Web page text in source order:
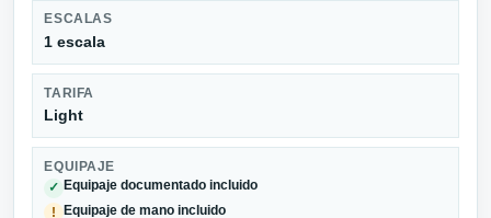
ESCALAS
1 escala
TARIFA
Light
EQUIPAJE
✓ Equipaje documentado incluido
! Equipaje de mano incluido